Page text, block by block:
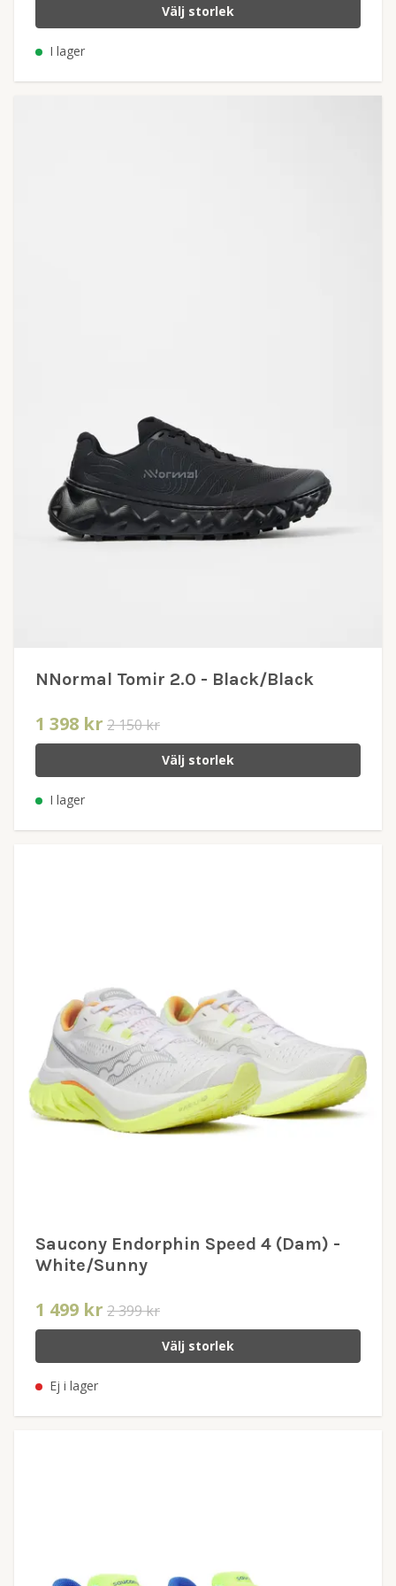
Välj storlek
I lager
NNormal Tomir 2.0 - Black/Black
1 398 kr 2 150 kr
Välj storlek
I lager
Saucony Endorphin Speed 4 (Dam) -
White/Sunny
1 499 kr 2 399 kr
Välj storlek
Ej i lager